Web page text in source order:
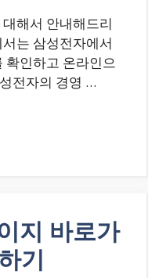
해서 안내해드리
는 삼성전자에서
확인하고 온라인으
전자의 경영 …
지 바로가
기